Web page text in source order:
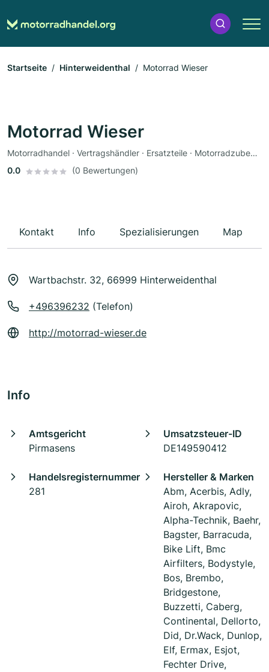
Startseite Hinterweidenthal Motorrad Wieser
Motorrad Wieser
Motorradhandel · Vertragshändler · Ersatzteile · Motorradzubehör · Motorradservice · Bekleidungsgeschäft · Fahrzeuglackierungen · Motorradwerkstatt · Werkstatt
0.0
(0 Bewertungen)
Kontakt Info Spezialisierungen Map
Wartbachstr. 32, 66999 Hinterweidenthal
+496396232 (Telefon)
http://motorrad-wieser.de
Info
Amtsgericht
Pirmasens
Umsatzsteuer-ID
DE149590412
Handelsregisternummer
281
Hersteller & Marken
Abm, Acerbis, Adly,
Airoh, Akrapovic,
Alpha-Technik, Baehr,
Bagster, Barracuda,
Bike Lift, Bmc
Airfilters, Bodystyle,
Bos, Brembo,
Bridgestone,
Buzzetti, Caberg,
Continental, Dellorto,
Did, Dr.Wack, Dunlop,
Elf, Ermax, Esjot,
Fechter Drive,